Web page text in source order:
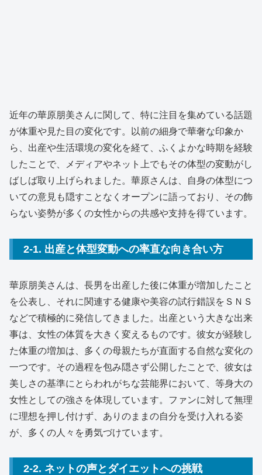
近年の華原朋美さんに関して、特に注目を集めている話題
が体重や見た目の変化です。以前の細身で華奢な印象か
ら、出産や生活環境の変化を経て、ふくよかな時期を経験
したことで、メディアやネット上でもその体型の変動がし
ばしば取り上げられました。華原さんは、自身の体型につ
いての意見も隠すことなくオープンに語っており、その飾
らない姿勢が多くの女性からの共感や支持を得ています。
2-1. 出産と体型変動への率直な向き合い方
華原朋美さんは、長男を出産した後に体重が増加したこと
を公表し、それに関連する健康や美容の試行錯誤をＳＮＳ
などで積極的に発信してきました。出産という大きな出来
事は、女性の体質を大きく変えるものです。彼女が経験し
た体重の増加は、多くの母親たちが直面する自然な変化の
一つです。その過程を包み隠さず公開したことで、彼女は
美しさの基準にとらわれがちな芸能界において、等身大の
女性としての強さを体現しています。ファンに対して無理
に理想を押し付けず、ありのままの自分を受け入れる姿
が、多くの人々を勇気づけています。
2-2. ネットの声とダイエットへの挑戦